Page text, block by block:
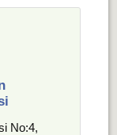
No:4,